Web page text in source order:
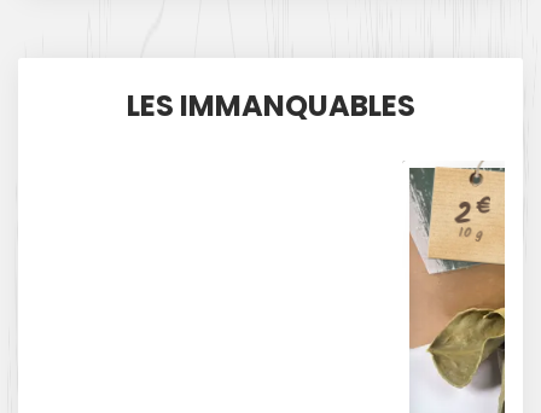
LES IMMANQUABLES
2€
10 g